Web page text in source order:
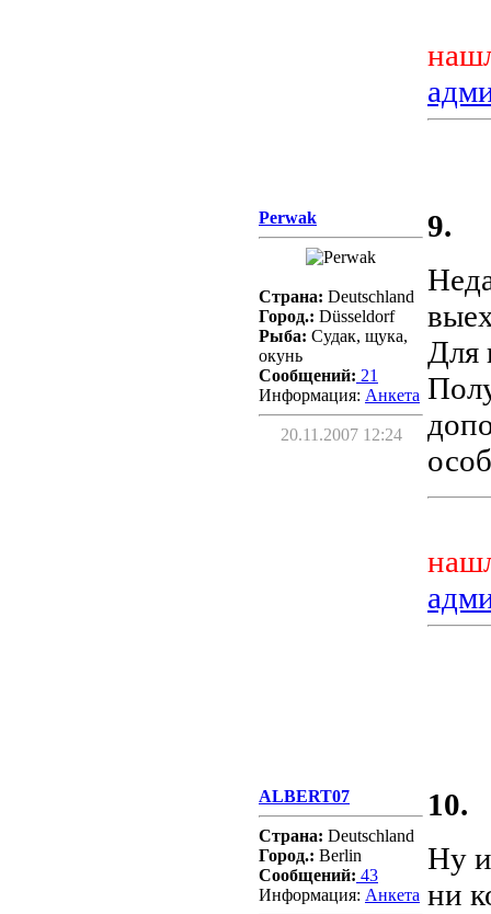
Perwak
Страна: Deutschland
Город.: Düsseldorf
Рыба: Судак, щука,
окунь
Сообщений: 21
Информация: Aнкета
20.11.2007 12:24
9.
Для
ALBERT07
Страна: Deutschland
Город.: Berlin
Сообщений: 43
Информация: Aнкета
10.
Ну
ни